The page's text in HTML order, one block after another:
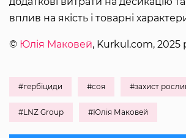
вплив на якість і товарні
© Юлія Маковей, Kurkul.com, 2025
#гербіциди #соя #захист
#LNZ Group #Юлія Маковей